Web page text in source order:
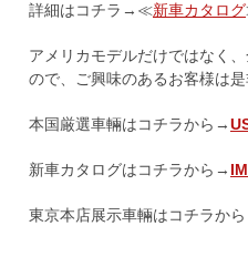
詳細はコチラ→≪新車カタログ
アメリカモデルだけではなく
ので、ご興味のあるお客様は
本国厳選車輛はコチラから→
新車カタログはコチラから→
東京本店展示車輛はコチラか